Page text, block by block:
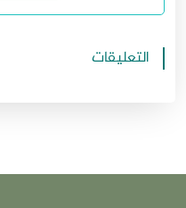
التعليقات